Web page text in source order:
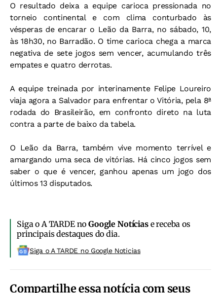
O resultado deixa a equipe carioca pressionada no
torneio continental e com clima conturbado às
vésperas de encarar o Leão da Barra, no sábado, 10,
às 18h30, no Barradão. O time carioca chega a marca
negativa de sete jogos sem vencer, acumulando três
empates e quatro derrotas.
A equipe treinada por interinamente Felipe Loureiro
viaja agora a Salvador para enfrentar o Vitória, pela 8ª
rodada do Brasileirão, em confronto direto na luta
contra a parte de baixo da tabela.
O Leão da Barra, também vive momento terrível e
amargando uma seca de vitórias. Há cinco jogos sem
saber o que é vencer, ganhou apenas um jogo dos
últimos 13 disputados.
Siga o A TARDE noGoogle Notíciase receba os
principais destaques do dia.
Siga o A TARDE no Google Noticias
Compartilhe essa notícia com seus